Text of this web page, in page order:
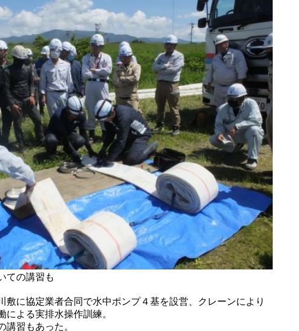
ての講習も
に協定業者合同で水中ポンプ４基を設営、クレーンにより
よる実排水操作訓練。
習もあった。